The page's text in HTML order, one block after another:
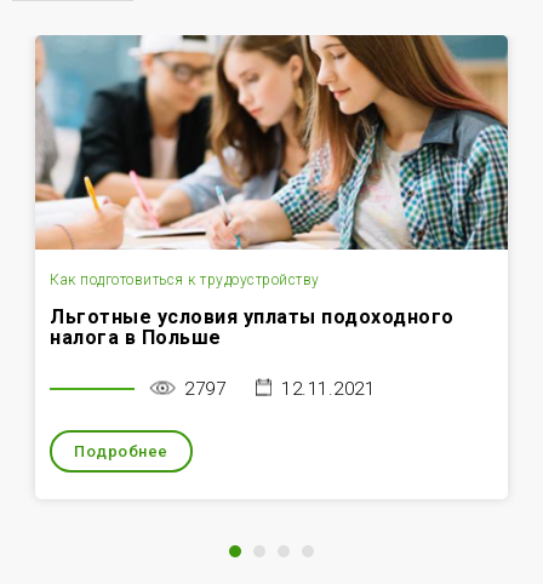
Как подготовиться к трудоустройству
Льготные условия уплаты подоходного
налога в Польше
2797 12.11.2021
Подробнее